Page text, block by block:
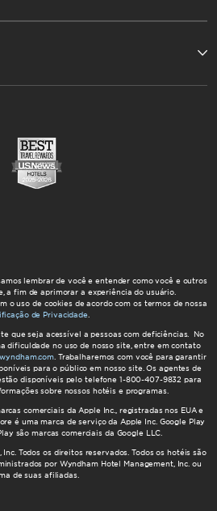
lembrar de você e entender como você e outros
a fim de aprimorar a experiência do usuário.
o uso de cookies de acordo com os termos de nossa
de Privacidade.
que seja acessível a pessoas com deficiências. No
dificuldade no uso de nosso site, entre em contato
. Trabalharemos com você para garantir
para o público em nosso site. Os agentes de
disponíveis pelo telefone 1-800-407-9832 para
sobre nossos hotéis e programas.
comerciais da Apple Inc., registradas nos EUA e
é uma marca de serviço da Apple Inc. Google Play
são marcas comerciais da Google LLC.
Todos os direitos reservados. Todos os hotéis são
por Wyndham Hotel Management, Inc. ou
de suas afiliadas.